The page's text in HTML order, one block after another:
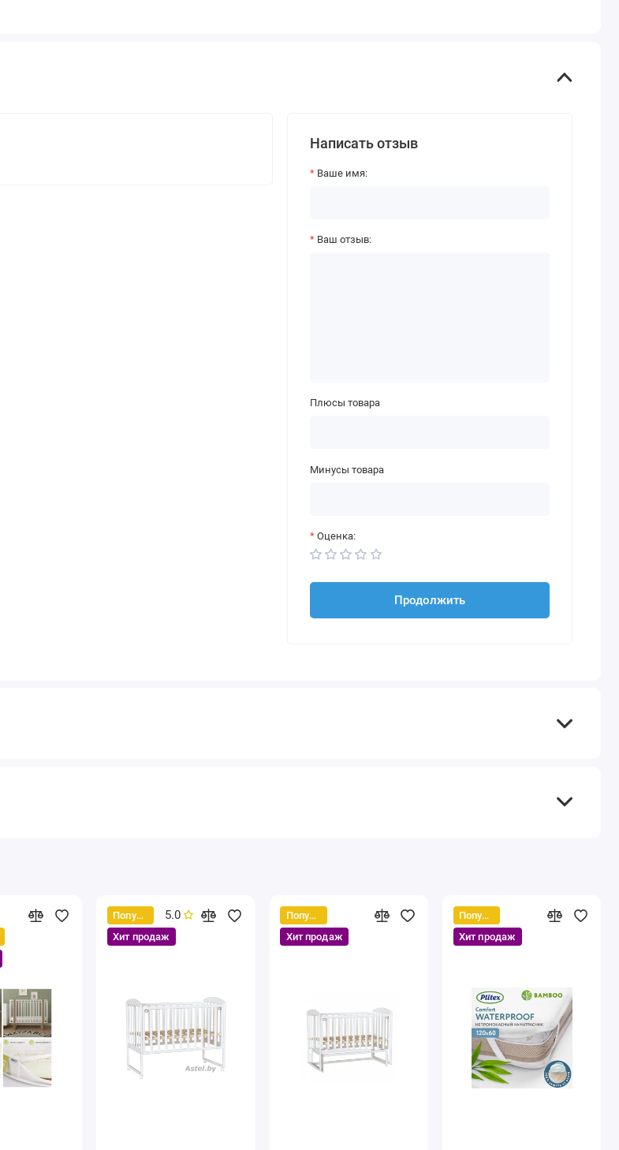
Написать отзыв
Ваше имя:
Ваш отзыв:
Плюсы товара
Минусы товара
Оценка:
Продолжить
Популярный
Хит продаж
5.0
Популярный
Хит продаж
Популярный
Хит продаж